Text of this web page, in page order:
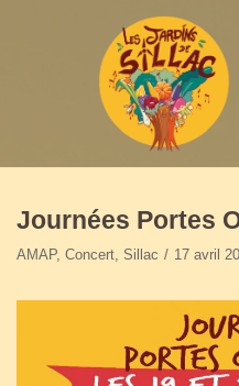
Journées Portes
AMAP, Concert Sillac 17 avril